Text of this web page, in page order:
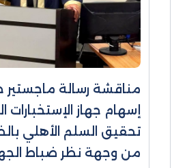
مناقشة رسالة
إسهام جهاز
تحقيق السلم الأهلي
من وجهة نظر ضباط